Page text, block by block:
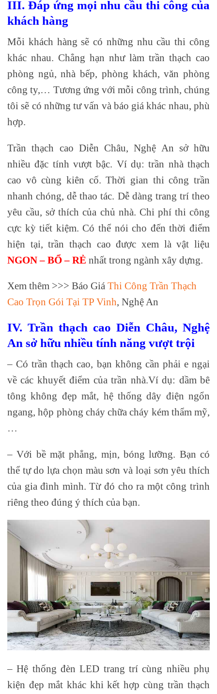
III. Đáp ứng mọi nhu cầu thi công của
khách hàng
Mỗi khách hàng sẽ có những nhu cầu thi công
khác nhau. Chẳng hạn như làm trần thạch cao
phòng ngủ, nhà bếp, phòng khách, văn phòng
công ty,… Tương ứng với mỗi công trình, chúng
tôi sẽ có những tư vấn và báo giá khác nhau, phù
hợp.
Trần thạch cao Diễn Châu, Nghệ An sở hữu
nhiều đặc tính vượt bậc. Ví dụ: trần nhà thạch
cao vô cùng kiên cố. Thời gian thi công trần
nhanh chóng, dễ thao tác. Dễ dàng trang trí theo
yêu cầu, sở thích của chủ nhà. Chi phí thi công
cực kỳ tiết kiệm. Có thể nói cho đến thời điểm
hiện tại, trần thạch cao được xem là vật liệu
NGON – BỔ – RẺ nhất trong ngành xây dựng.
Xem thêm >>> Báo Giá Thi Công Trần Thạch
Cao Trọn Gói Tại TP Vinh, Nghệ An
IV. Trần thạch cao Diễn Châu, Nghệ
An sở hữu nhiều tính năng vượt trội
– Có trần thạch cao, bạn không cần phải e ngại
về các khuyết điểm của trần nhà.Ví dụ: dầm bê
tông không đẹp mắt, hệ thống dây điện ngổn
ngang, hộp phòng cháy chữa cháy kém thẩm mỹ,
…
– Với bề mặt phẳng, mịn, bóng lưỡng. Bạn có
thể tự do lựa chọn màu sơn và loại sơn yêu thích
của gia đình mình. Từ đó cho ra một công trình
riêng theo đúng ý thích của bạn.
– Hệ thống đèn LED trang trí cùng nhiều phụ
kiện đẹp mắt khác khi kết hợp cùng trần thạch